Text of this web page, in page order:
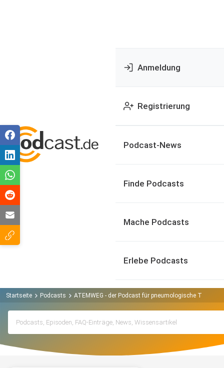
Anmeldung
Registrierung
Podcast-News
Finde Podcasts
Mache Podcasts
Erlebe Podcasts
Startseite Podcasts ATEMWEG - der Podcast für pneumologische Themen